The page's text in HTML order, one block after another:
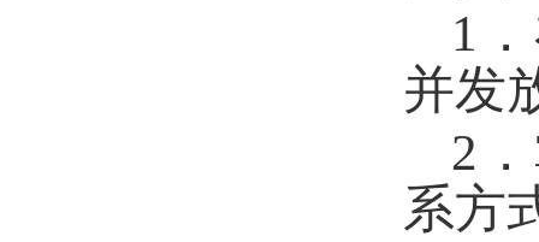
1
并发
2
系方